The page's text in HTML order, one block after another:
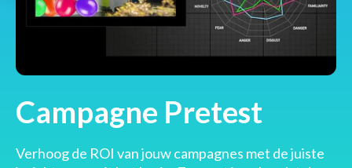
Campagne Pretest
Verhoog de ROI van jouw campagnes met de juiste